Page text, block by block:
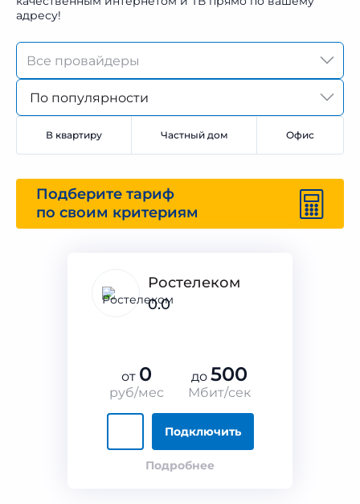
адресу!
По популярности
В квартиру Частный дом Офис
Подберите тариф
по своим критериям
Ростелеком
0.0
от 0
руб/мес
до 500
Мбит/сек
Подключить
Подробнее